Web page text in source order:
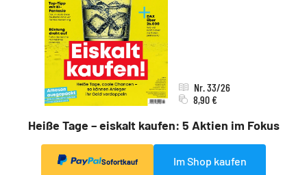
Heiße Tage – eiskalt kaufen: 5 Aktien im Fokus
Nr. 33/26
8,90 €
Sofortkauf Im Shop kaufen